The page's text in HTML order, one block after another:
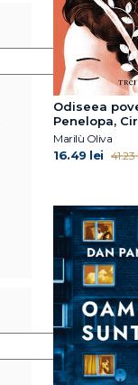
Odiseea
Penelopa,
Calypso și
Marilù Oliva
16.49 lei 41.23